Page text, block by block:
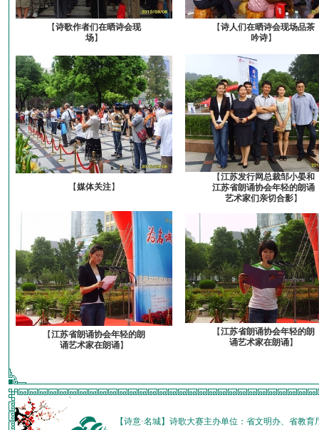
【诗歌作者们在晒诗会现
场】
【诗人们在晒诗会现场品茶
吟诗】
【媒体关注】
【江苏发行网总裁邹小晏和
江苏省朗诵协会年轻的朗诵
艺术家们亲切合影】
【江苏省朗诵协会年轻的朗
诵艺术家在朗诵】
【江苏省朗诵协会年轻的朗
诵艺术家在朗诵】
【诗意·名城】诗歌大赛主办单位：省文明办、省教